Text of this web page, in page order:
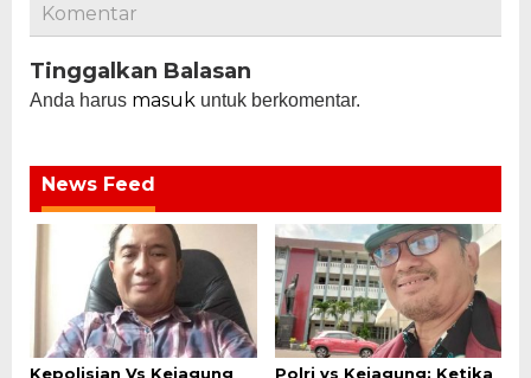
Komentar
Tinggalkan Balasan
Anda harus masuk untuk berkomentar.
News Feed
Kepolisian Vs Kejagung
Polri vs Kejagung: Ketika